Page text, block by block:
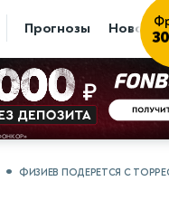
Прогнозы Новости
ФИЗИЕВ ПОДЕРЕТСЯ С